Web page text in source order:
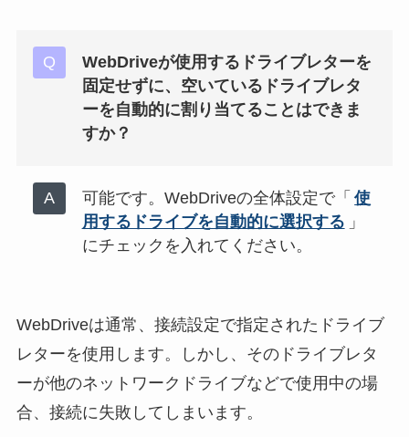
WebDriveが使用するドライブレターを
固定せずに、空いているドライブレタ
ーを自動的に割り当てることはできま
すか？
可能です。WebDriveの全体設定で「 使
用するドライブを自動的に選択する 」
にチェックを入れてください。
WebDriveは通常、接続設定で指定されたドライブ
レターを使用します。しかし、そのドライブレタ
ーが他のネットワークドライブなどで使用中の場
合、接続に失敗してしまいます。